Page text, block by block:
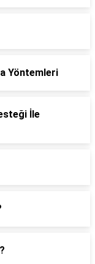
Yöntemleri
İle